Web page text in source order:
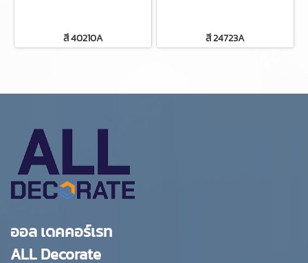
สี 40210A สี 24723A
ออล เดคคอร์เรท
ALL Decorate